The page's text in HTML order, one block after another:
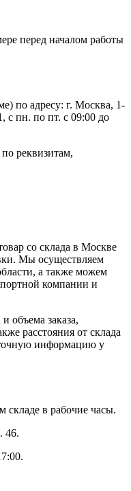
перед началом работы
по адресу: г. Москва, 1-
с пн. по пт. с 09:00 до
реквизитам,
со склада в Москве
Мы осуществляем
а также можем
компании и
объема заказа,
расстояния от склада
информацию у
складе в рабочие часы.
46.